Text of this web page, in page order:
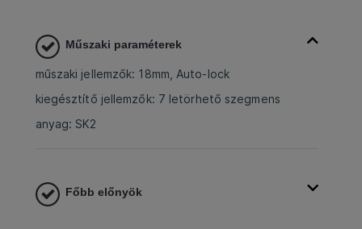
Műszaki paraméterek
műszaki jellemzők: 18mm, Auto-lock
kiegésztítő jellemzők: 7 letörhető szegmens
anyag: SK2
Főbb előnyök